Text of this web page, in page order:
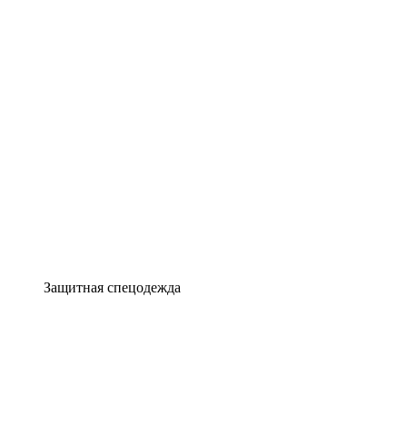
Защитная спецодежда